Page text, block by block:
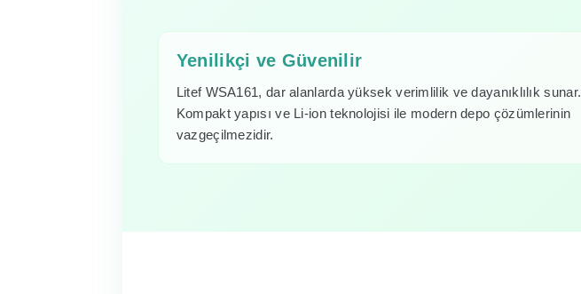
Yenilikçi ve Güvenilir
Litef WSA161, dar alanlarda yüksek verimlilik ve dayanıklılık sunar.
Kompakt yapısı ve Li-ion teknolojisi ile modern depo çözümlerinin
vazgeçilmezidir.